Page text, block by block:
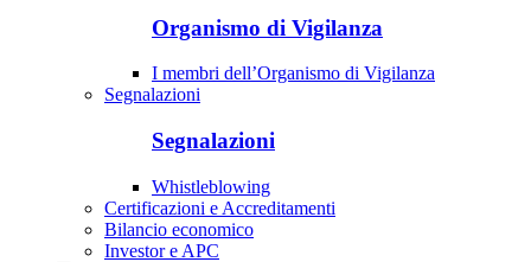
Organismo di Vigilanza
I membri dell’Organismo di Vigilanza
Segnalazioni
Segnalazioni
Whistleblowing
Certificazioni e Accreditamenti
Bilancio economico
Investor e APC